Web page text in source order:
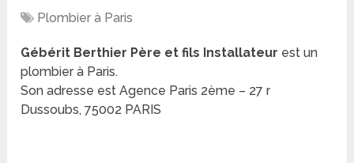
Plombier à Paris
Gébérit Berthier Père et fils Installateur est un
plombier à Paris.
Son adresse est Agence Paris 2ème – 27 r
Dussoubs, 75002 PARIS